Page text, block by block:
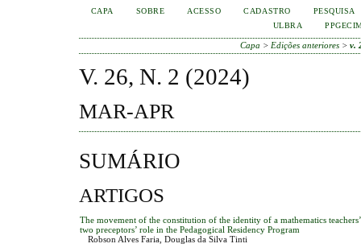
CAPA SOBRE ACESSO CADASTRO
PESQUISA
ULBRA
Capa > Edições anteriores> v.
V. 26, N. 2 (2024)
MAR-APR
SUMÁRIO
ARTIGOS
The movement of the constitution of the identity of a mathematics
two preceptors’ role in the Pedagogical Residency Program
Robson Alves Faria, Douglas da Silva Tinti